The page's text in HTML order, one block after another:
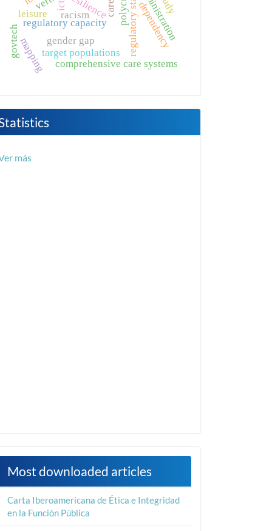
regulatory state
regulatory capacity
gender gap
comprehensive care systems
target populations
dependency
care
racism
leisure
mapping
govtech
ict
más
Most downloaded articles
Carta Iberoamericana de Ética e Integridad
en la Función Pública